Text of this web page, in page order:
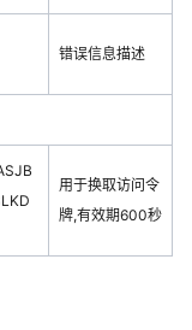
错误信息描述
用于换取访问令
牌,有效期600秒